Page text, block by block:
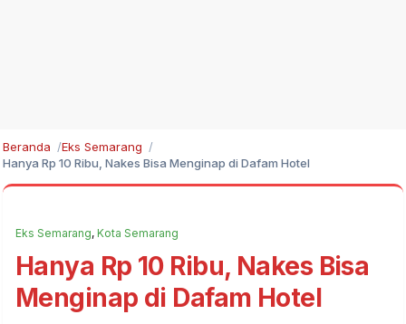
Beranda
Eks Semarang
Hanya Rp 10 Ribu, Nakes Bisa Menginap di Dafam Hotel
Eks Semarang, Kota Semarang
Hanya Rp 10 Ribu, Nakes Bisa
Menginap di Dafam Hotel